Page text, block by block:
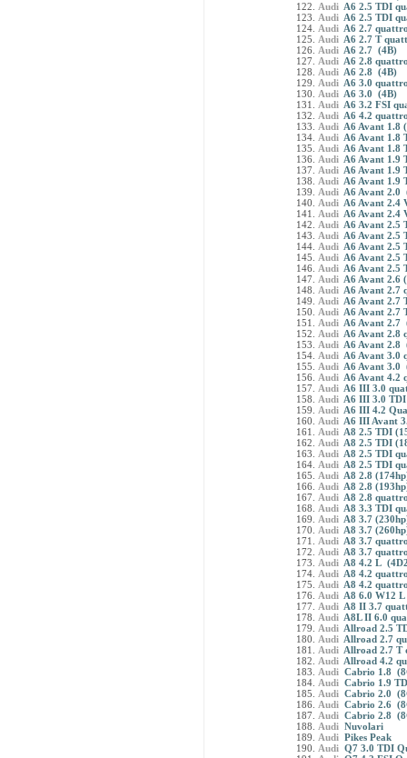
Audi A6 2.5 TDI
Audi A6 2.5 TDI
Audi A6 2.7
Audi A6 2.7 T
Audi A6 2.7 (4B)
Audi A6 2.8
Audi A6 2.8 (4B)
Audi A6 3.0
Audi A6 3.0 (4B)
Audi A6 3.2 FSI
Audi A6 4.2
Audi A6 Avant 1.8
Audi A6 Avant 1.8
Audi A6 Avant 1.8
Audi A6 Avant 1.9
Audi A6 Avant 1.9
Audi A6 Avant 1.9
Audi A6 Avant 2.0
Audi A6 Avant 2.4
Audi A6 Avant 2.4
Audi A6 Avant 2.5
Audi A6 Avant 2.5
Audi A6 Avant 2.5
Audi A6 Avant 2.5
Audi A6 Avant 2.5
Audi A6 Avant 2.6
Audi A6 Avant 2.7
Audi A6 Avant 2.7
Audi A6 Avant 2.7
Audi A6 Avant 2.7
Audi A6 Avant 2.8
Audi A6 Avant 2.8
Audi A6 Avant 3.0
Audi A6 Avant 3.0
Audi A6 Avant 4.2
Audi A6 III 3.0
Audi A6 III 3.0
Audi A6 III 4.2
Audi A6 III Avant
Audi A8 2.5 TDI
Audi A8 2.5 TDI
Audi A8 2.5 TDI
Audi A8 2.5 TDI
Audi A8 2.8
Audi A8 2.8
Audi A8 2.8
Audi A8 3.3 TDI
Audi A8 3.7
Audi A8 3.7
Audi A8 3.7
Audi A8 3.7
Audi A8 4.2 L
Audi A8 4.2
Audi A8 4.2
Audi A8 6.0 W12
Audi A8 II 3.7
Audi A8L II 6.0
Audi Allroad 2.5
Audi Allroad 2.7
Audi Allroad 2.7
Audi Allroad 4.2
Audi Cabrio 1.8
Audi Cabrio 1.9
Audi Cabrio 2.0
Audi Cabrio 2.6
Audi Cabrio 2.8
Audi Nuvolari
Audi Pikes Peak
Audi Q7 3.0 TDI